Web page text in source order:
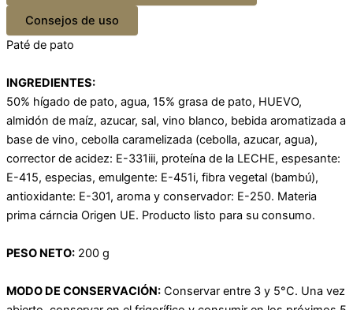
Consejos de uso
Paté de pato
INGREDIENTES:
50% hígado de pato, agua, 15% grasa de pato, HUEVO,
almidón de maíz, azucar, sal, vino blanco, bebida aromatizada a
base de vino, cebolla caramelizada (cebolla, azucar, agua),
corrector de acidez: E-331iii, proteína de la LECHE, espesante:
E-415, especias, emulgente: E-451i, fibra vegetal (bambú),
antioxidante: E-301, aroma y conservador: E-250. Materia
prima cárncia Origen UE. Producto listo para su consumo.
PESO NETO: 200 g
MODO DE CONSERVACIÓN: Conservar entre 3 y 5°C. Una vez